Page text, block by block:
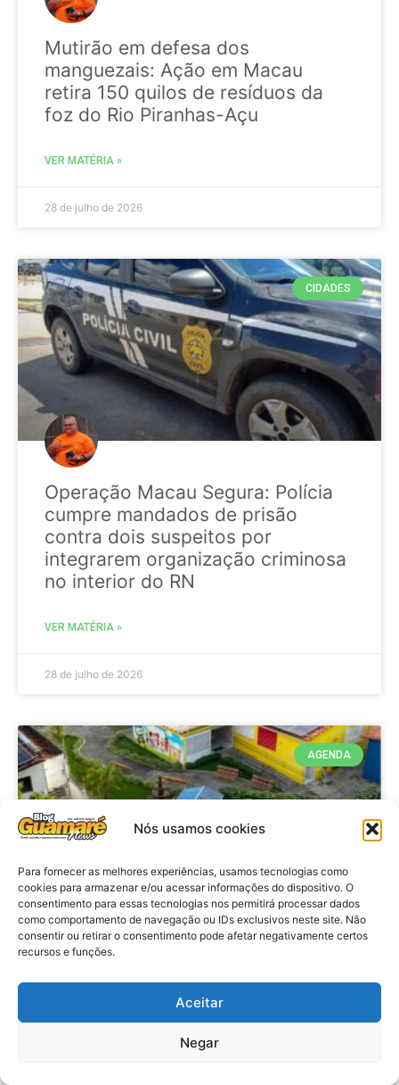
Nós usamos cookies
Para fornecer as melhores experiências, usamos tecnologias como
cookies para armazenar e/ou acessar informações do dispositivo. O
consentimento para essas tecnologias nos permitirá processar dados
como comportamento de navegação ou IDs exclusivos neste site. Não
consentir ou retirar o consentimento pode afetar negativamente certos
recursos e funções.
Aceitar
Negar
Mutirão em defesa dos
manguezais: Ação em Macau
retira 150 quilos de resíduos da
foz do Rio Piranhas-Açu
VER MATÉRIA »
28 de julho de 2026
CIDADES
Operação Macau Segura: Polícia
cumpre mandados de prisão
contra dois suspeitos por
integrarem organização criminosa
no interior do RN
VER MATÉRIA »
28 de julho de 2026
AGENDA
Agenda: 10ª Mostra Pedagógica
da Casa Durval Paiva acontecerá
nesta quarta-feira (29)